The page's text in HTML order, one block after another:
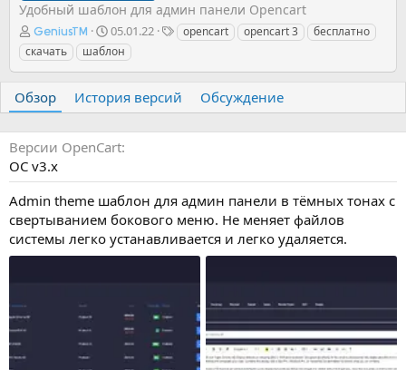
Удобный шаблон для админ панели Opencart
А
в
т
р
GeniusTM
Д
а
т
с
о
д
я
05.01.22
Т opencart opencart 3
бесплатно
скачать
шаблон
Обзор История версий Обсуждение
Версии OpenCart
OC v3.х
Admin theme шаблон для админ панели в тёмных тонах с
свертыванием бокового меню. Не меняет файлов
системы легко устанавливается и легко удаляется.